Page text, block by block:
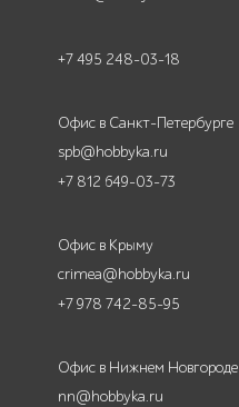
+7 495 248-03-18
Офис в Санкт-Петербурге
spb@hobbyka.ru
+7 812 649-03-73
Офис в Крыму
crimea@hobbyka.ru
+7 978 742-85-95
Офис в Нижнем Новгороде
nn@hobbyka.ru